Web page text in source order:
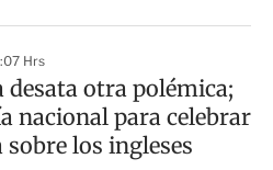
Hrs
otra polémica;
nacional para celebrar
los ingleses